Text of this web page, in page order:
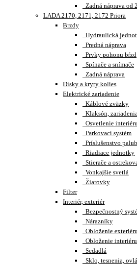
Zadná náprava od
LADA 2170, 2171, 2172 Priora
Brzdy
Hydraulická
Predná náprava
Prvky pohonu bŕzd
Spínače a snímače
Zadná náprava
Disky a kryty kolies
Elektrické zariadenie
Káblové zväzky
Klaksón,
Osvetlenie
Parkovací systém
Príslušenstvo
Riadiace jednotky
Stierače a
Vonkajšie svetlá
Žiarovky
Filter
Interiér, exteriér
Bezpečnostný
Nárazníky
Obloženie
Obloženie interiéru
Sedadlá
Sklo, tesnenia,